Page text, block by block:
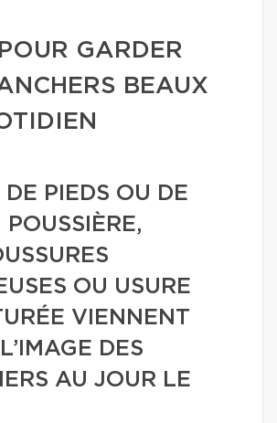
GARDER
BEAUX
DE PIEDS OU DE
POUSSIÈRE,
OU USURE
VIENNENT
DES
AU JOUR LE